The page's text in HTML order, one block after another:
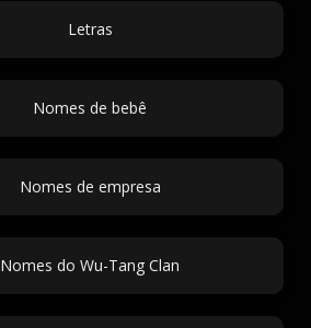
Letras
Nomes de bebê
Nomes de empresa
Nomes do Wu-Tang Clan